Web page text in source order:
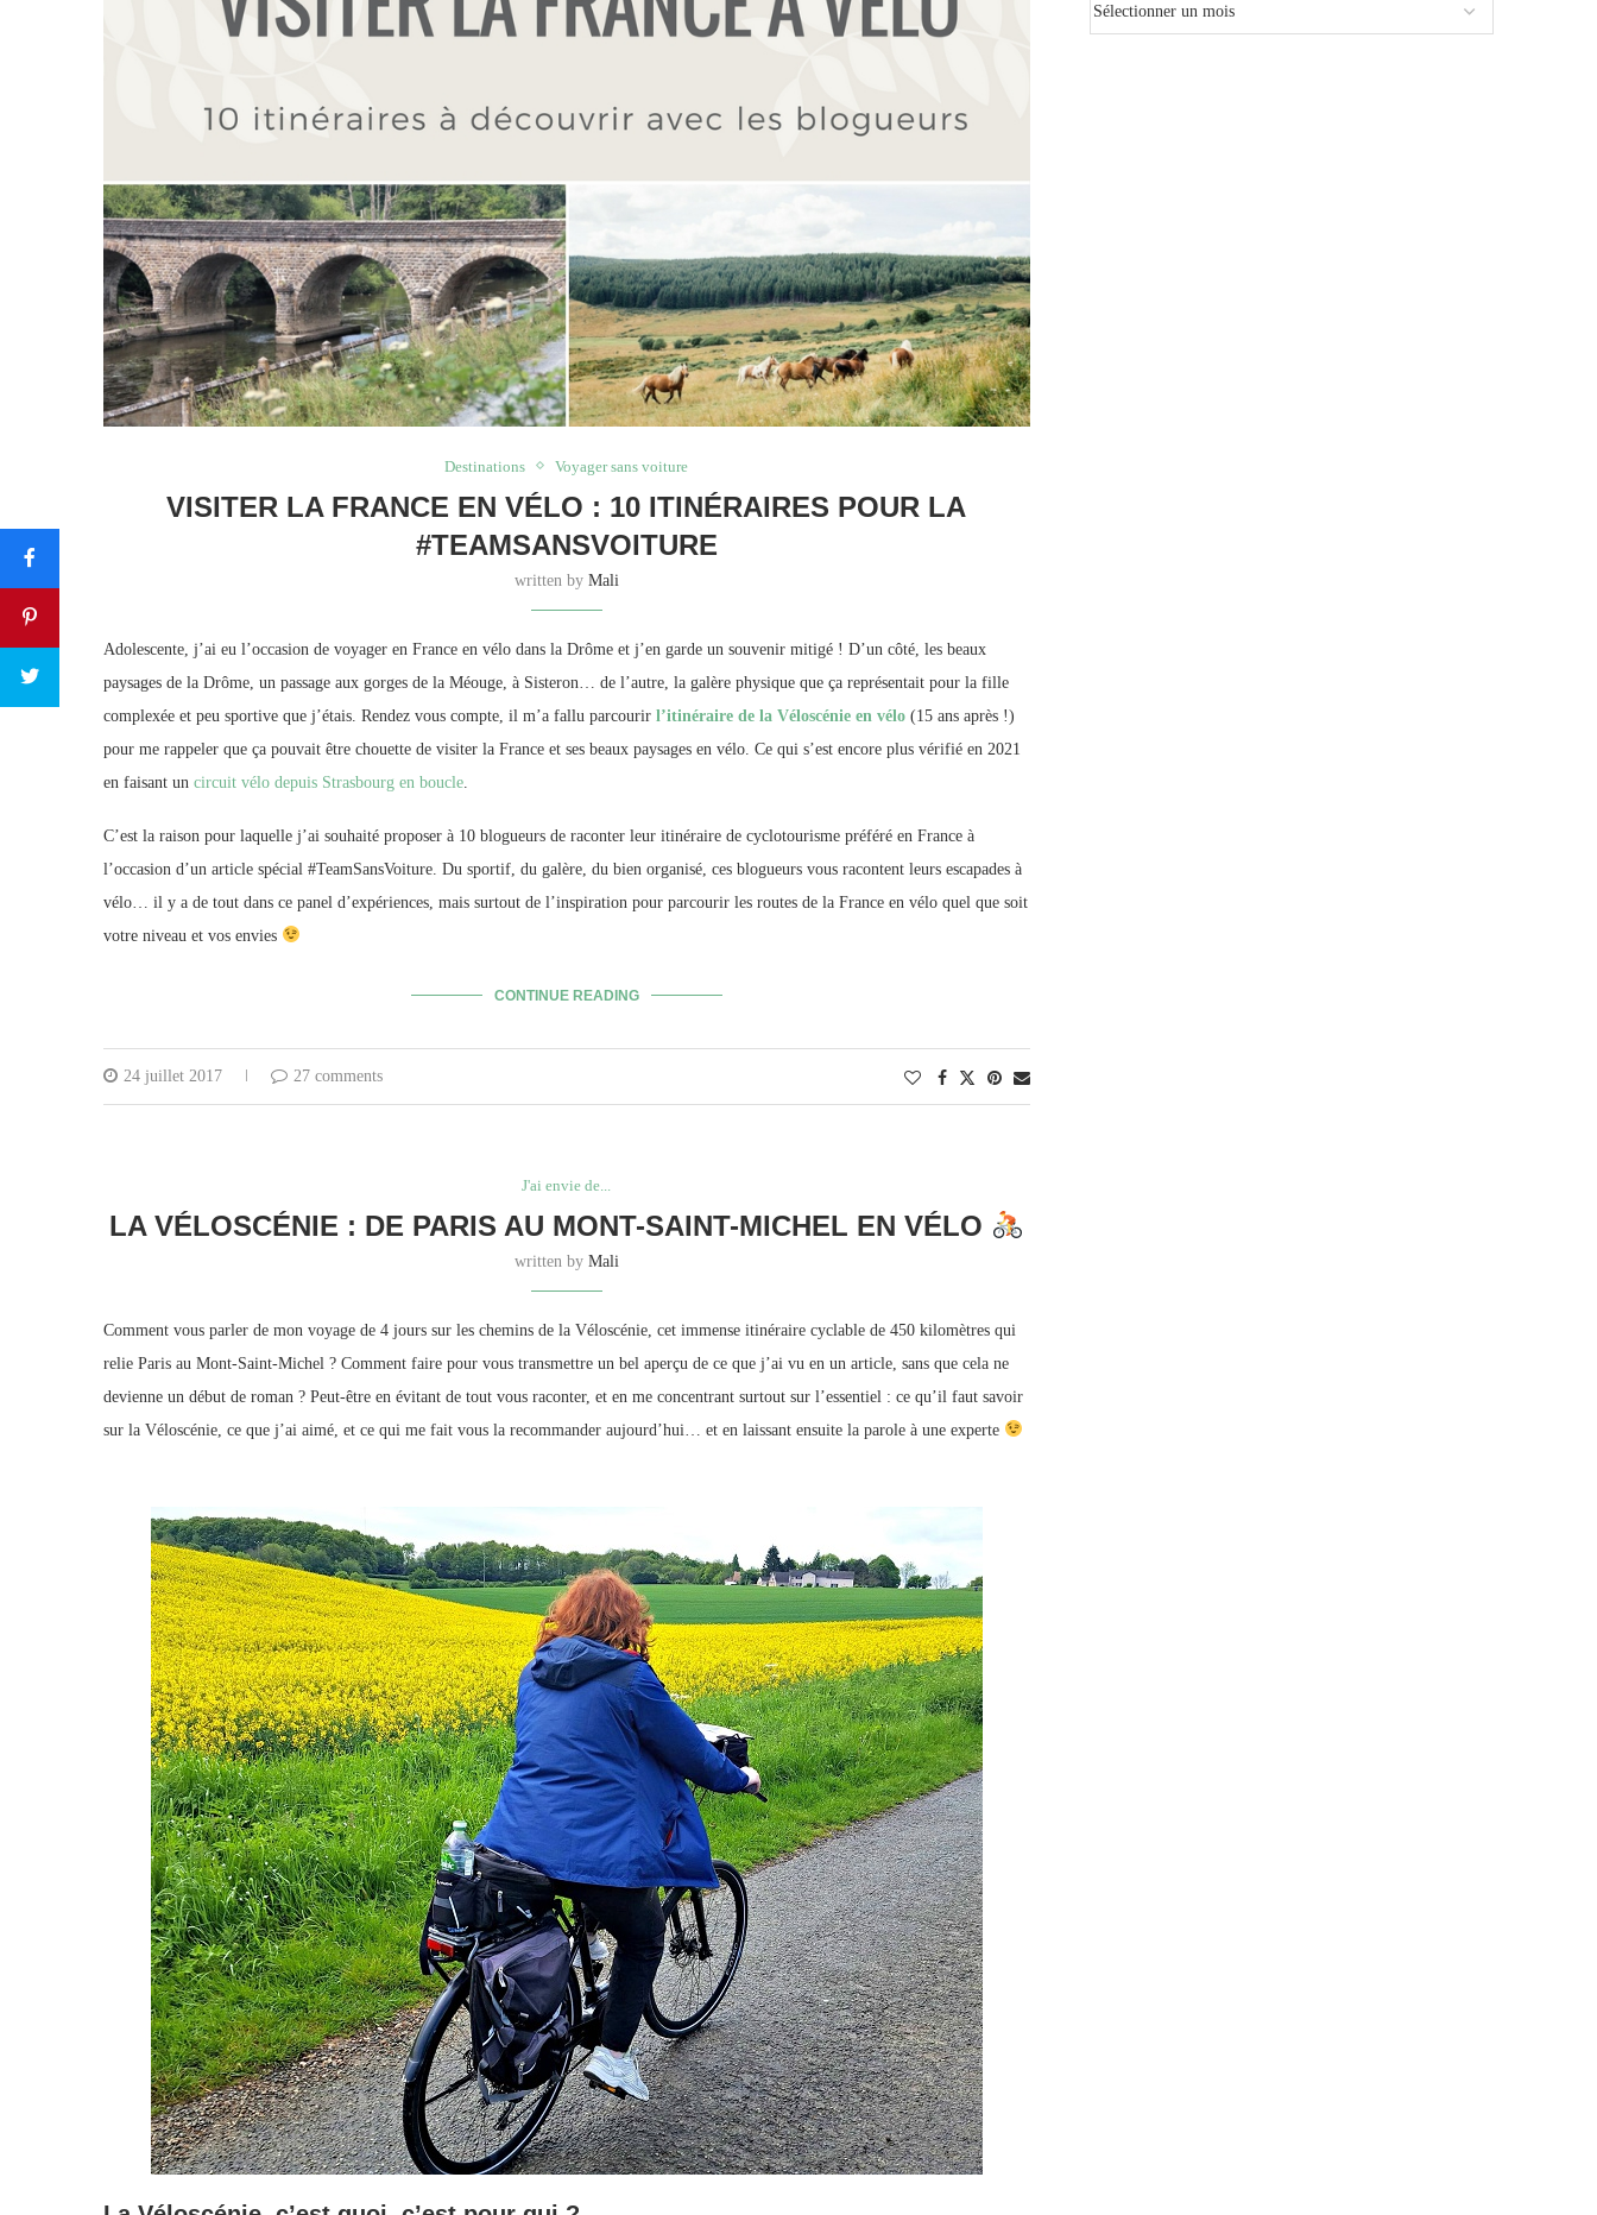
Destinations Voyager sans voiture
VISITER LA FRANCE EN VÉLO : 10 ITINÉRAIRES POUR LA
#TEAMSANSVOITURE
written by Mali
Adolescente, j’ai eu l’occasion de voyager en France en vélo dans la Drôme et j’en garde un souvenir mitigé ! D’un côté, les beaux
paysages de la Drôme, un passage aux gorges de la Méouge, à Sisteron… de l’autre, la galère physique que ça représentait pour la fille
complexée et peu sportive que j’étais. Rendez vous compte, il m’a fallu parcourir l’itinéraire de la Véloscénie en vélo (15 ans après !)
pour me rappeler que ça pouvait être chouette de visiter la France et ses beaux paysages en vélo. Ce qui s’est encore plus vérifié en 2021
en faisant un circuit vélo depuis Strasbourg en boucle
C’est la raison pour laquelle j’ai souhaité proposer à 10 blogueurs de raconter leur itinéraire de cyclotourisme préféré en France à
l’occasion d’un article spécial #TeamSansVoiture. Du sportif, du galère, du bien organisé, ces blogueurs vous racontent leurs escapades à
vélo… il y a de tout dans ce panel d’expériences, mais surtout de l’inspiration pour parcourir les routes de la France en vélo quel que soit
votre niveau et vos envies
CONTINUE READING
24 juillet 2017 27 comments
J'ai envie de...
LA VÉLOSCÉNIE : DE PARIS AU MONT-SAINT-MICHEL EN VÉLO
written by Mali
Comment vous parler de mon voyage de 4 jours sur les chemins de la Véloscénie, cet immense itinéraire cyclable de 450 kilomètres qui
relie Paris au Mont-Saint-Michel ? Comment faire pour vous transmettre un bel aperçu de ce que j’ai vu en un article, sans que cela ne
devienne un début de roman ? Peut-être en évitant de tout vous raconter, et en me concentrant surtout sur l’essentiel : ce qu’il faut savoir
sur la Véloscénie, ce que j’ai aimé, et ce qui me fait vous la recommander aujourd’hui… et en laissant ensuite la parole à une experte